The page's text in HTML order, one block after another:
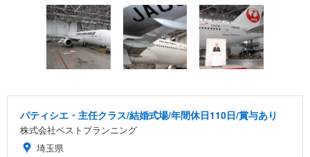
パティシエ・主任クラス/結婚式場/年間休日110日/賞与あり
株式会社ベストプランニング
埼玉県